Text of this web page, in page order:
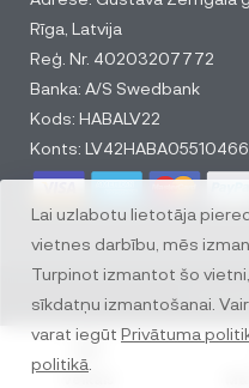
Lai uzlabotu lietotāja
vietnes darbību, mēs
Turpinot izmantot šo
sīkdatņu izmantošanai.
varat iegūt Privātuma
politikā
Rīga, Latvija
Reģ. Nr. 40203207772
Banka: A/S Swedbank
Kods: HABALV22
Konts:
© All